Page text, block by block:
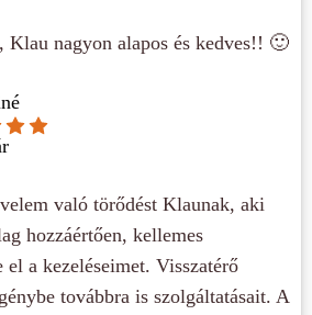
Klau nagyon alapos és kedves!! 🙂
való törődést Klaunak, aki
hozzáértően, kellemes
el a kezeléseimet. Visszatérő
továbbra is szolgáltatásait. A